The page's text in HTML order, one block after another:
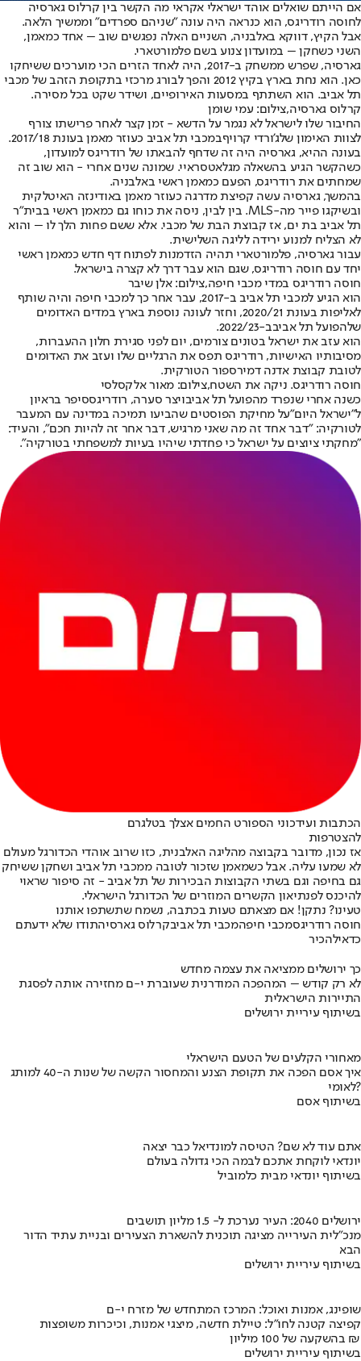
אם הייתם שואלים אוהד ישראלי אקראי מה הקשר בין קרלוס גארסיה
לחוסה רודריגס, הוא כנראה היה עונה "שניהם ספרדים" וממשיך הלאה.
אבל הקיץ, דווקא באלבניה, השניים האלה נפגשים שוב – אחד כמאמן,
השני כשחקן – במועדון צנוע בשם פלמורטארי.
גארסיה, שפרש ממשחק ב-2017, היה לאחד הזרים הכי מוערכים ששיחקו
כאן. הוא נחת בארץ בקיץ 2012 והפך לבורג מרכזי בתקופת הזהב של מכבי
תל אביב. הוא השתתף במסעות האירופיים, ושידר שקט בכל מסירה.
קרלוס גארסיה,צילום: עמי שומן
החיבור שלו לישראל לא נגמר על הדשא - זמן קצר לאחר פרישתו צורף
לצוות האימון שלג’ורדי קרויף
במכבי תל אביב כעוזר מאמן בעונת 2017/18.
בעונה ההיא, גארסיה היה זה שדחף להבאתו של רודריגס למועדון,
כשהקשר הגיע בהשאלה מגלאטסראיי. שמונה שנים אחרי - הוא שוב זה
שמחתים את רודריגס, הפעם כמאמן ראשי באלבניה.
בהמשך, גארסיה עשה קפיצת מדרגה כעוזר מאמן באודינזה האיטלקית
ובשיקגו פייר מה-MLS. בין לבין, ניסה את כוחו גם כמאמן ראשי בבית"ר
תל אביב בת ים, אז קבוצת הבת של מכבי. אלא ששם פחות הלך לו – והוא
לא הצליח למנוע ירידה לליגה השלישית.
עבור גארסיה, פלמורטארי תהיה הזדמנות לפתוח דף חדש כמאמן ראשי
יחד עם חוסה רודריגס, שגם הוא עבר דרך לא קצרה בישראל.
חוסה רודריגס במדי מכבי חיפה,צילום: אלן שיבר
הוא הגיע למכבי תל אביב ב-2017, עבר אחר כך למכבי חיפה והיה שותף
לאליפות בעונת 2020/21, וחזר לעונה נוספת בארץ במדים האדומים
שלהפועל תל אביבב-2022/23.
הוא עזב את ישראל בטונים צורמים, יום לפני סגירת חלון ההעברות,
מסיבותיו האישיות, רודריגס תפס את הרגליים שלו ועזב את האדומים
לטובת קבוצת אדנה דמירספור הטורקית.
חוסה רודריגס. ניקה את השטח,צילום: מאור אלקסלסי
כשנה אחרי שנפרד מהפועל תל אביבויצר סערה, רודריגססיפר בראיון
ל"ישראל היום"על מחיקת הפוסטים שהביעו תמיכה במדינה עם המעבר
לטורקיה: "דבר אחד זה מה שאני מרגיש, דבר אחר זה להיות חכם", והעיד:
"מחקתי ציוצים על ישראל כי פחדתי שיהיו בעיות למשפחתי בטורקיה".
הכתבות ועידכוני הספורט החמים אצלך בטלגרם
להצטרפות
אז נכון, מדובר בקבוצה מהליגה האלבנית, כזו שרוב אוהדי הכדורגל מעולם
לא שמעו עליה. אבל כשמאמן שזכור לטובה ממכבי תל אביב ושחקן ששיחק
גם בחיפה וגם בשתי הקבוצות הבכירות של תל אביב - זה סיפור שראוי
להיכנס לפנתיאון הקשרים המוזרים של הכדורגל הישראלי.
טעינו? נתקן! אם מצאתם טעות בכתבה, נשמח שתשתפו אותנו
חוסה רודריגסמכבי חיפהמכבי תל אביבקרלוס גארסיהתודו שלא ידעתם
כדאילהכיר
כך ירושלים ממציאה את עצמה מחדש
לא רק קודש – המהפכה המודרנית שעוברת י-ם מחזירה אותה לפסגת
התיירות הישראלית
בשיתוף עיריית ירושלים
מאחורי הקלעים של הטעם הישראלי
איך אסם הפכה את תקופת הצנע והמחסור הקשה של שנות ה-40 למותג
לאומי?
בשיתוף אסם
אתם עוד לא שם? הטיסה למונדיאל כבר יצאה
יונדאי לוקחת אתכם לבמה הכי גדולה בעולם
בשיתוף יונדאי מבית כלמוביל
ירושלים 2040: העיר נערכת ל- 1.5 מליון תושבים
מנכ"לית העירייה מציגה תוכנית להשארת הצעירים ובניית עתיד הדור
הבא
בשיתוף עיריית ירושלים
שופינג, אמנות ואוכל: המרכז המתחדש של מזרח י-ם
קפיצה קטנה לחו"ל: טיילת חדשה, מיצגי אמנות, וכיכרות משופצות
בהשקעה של 100 מיליון ₪
בשיתוף עיריית ירושלים